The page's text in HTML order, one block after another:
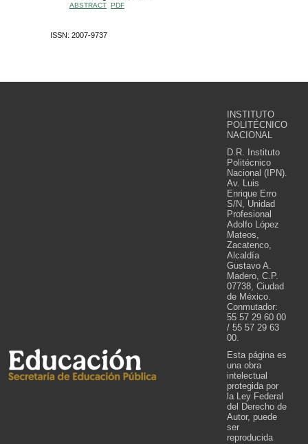
ABSTRACT PDF
ISSN: 2007-9737
INSTITUTO
POLITÉCNICO
NACIONAL
D.R. Instituto
Politécnico
Nacional (IPN).
Av. Luis
Enrique Erro
S/N, Unidad
Profesional
Adolfo López
Mateos,
Zacatenco,
Alcaldía
Gustavo A.
Madero, C.P.
07738, Ciudad
de México.
Conmutador:
55 57 29 60 00
/ 55 57 29 63
00.
Esta página es
una obra
intelectual
protegida por
la Ley Federal
del Derecho de
Autor, puede
ser
reproducida